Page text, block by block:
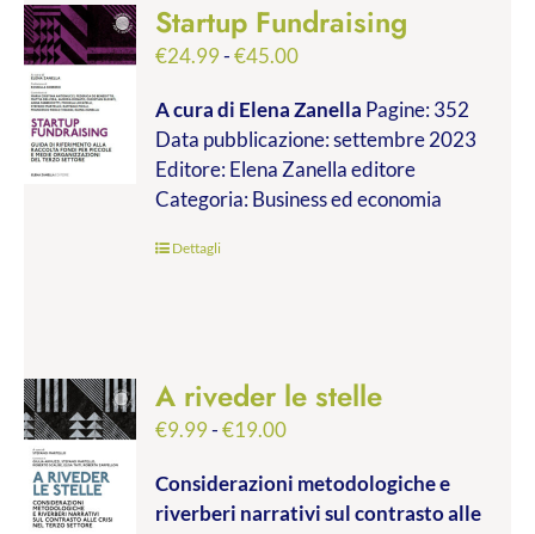
Startup Fundraising
€24.99-€45.00Fascia
prezzo:
da
€24.99
a
A cura di Elena Zanella Pagine: 352
Data pubblicazione: settembre 2023
Editore: Elena Zanella editore
Categoria: Business ed economia
Dettagli
A riveder le stelle
€9.99-€19.00Fascia
prezzo:
da
Considerazioni metodologiche e
riverberi narrativi sul contrasto alle